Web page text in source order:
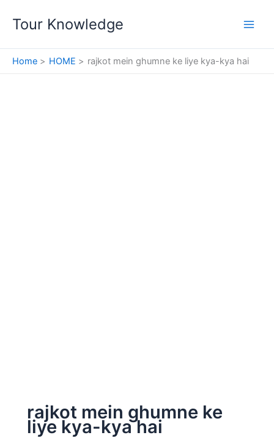
Tour Knowledge
Home HOME rajkot mein ghumne ke liye kya-kya hai
rajkot mein ghumne ke
liye kya-kya hai